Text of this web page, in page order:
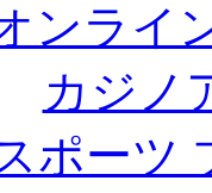
ンライ
カジノ
ポーツ